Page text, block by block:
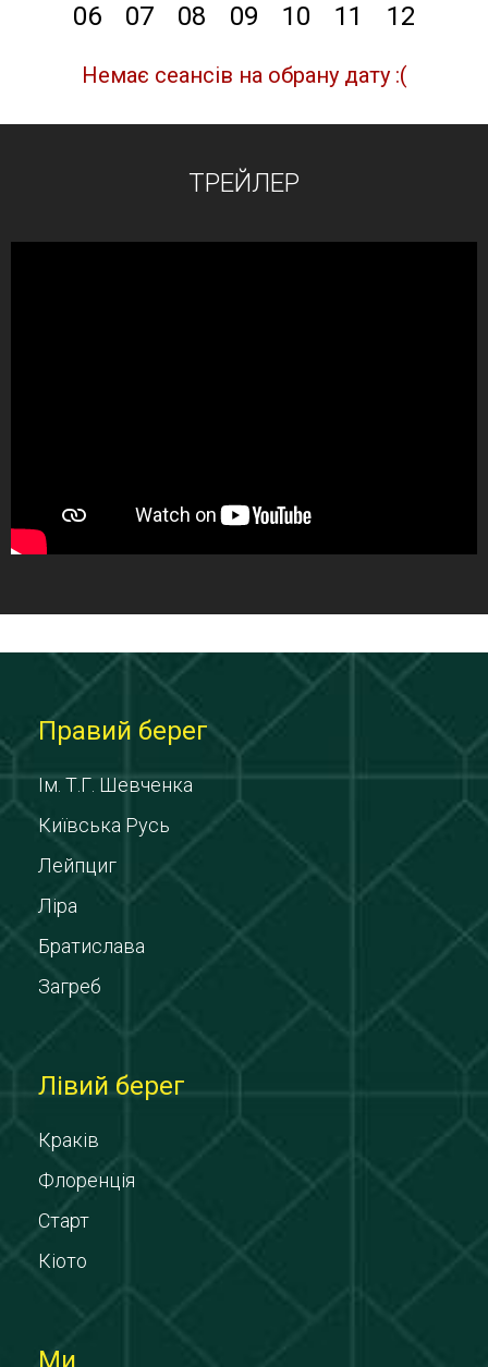
06
07 08 09 10 11 12
Немає сеансів на обрану дату :(
ТРЕЙЛЕР
Правий берег
Ім. Т.Г. Шевченка
Київська Русь
Лейпциг
Ліра
Братислава
Загреб
Лівий берег
Краків
Флоренція
Старт
Кіото
Ми